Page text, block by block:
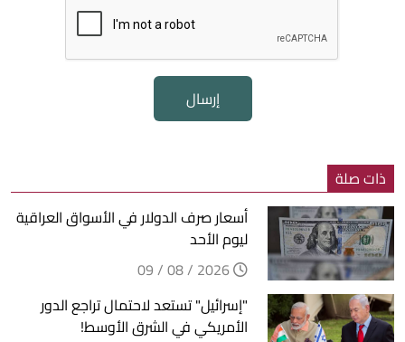
إرسال
ذات صلة
أسعار صرف الدولار في الأسواق العراقية
ليوم الأحد
"إسرائيل" تستعد لاحتمال تراجع الدور
الأمريكي في الشرق الأوسط!